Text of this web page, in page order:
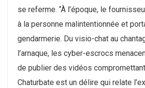
se referme. “À l’époque, le
à la personne malintentionnée et
gendarmerie. Du visio-chat au
l’arnaque, les cyber-escrocs
de publier des vidéos
Chaturbate est un délire qui relate